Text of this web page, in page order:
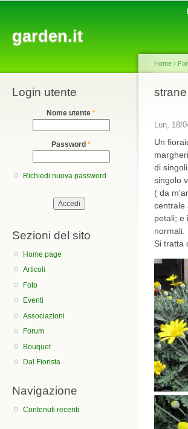
garden.it
Login utente
Nome utente *
Password *
Richiedi nuova password
Sezioni del sito
Home page
Articoli
Foto
Eventi
Associazioni
Forum
Bouquet
Dal Fiorista
Navigazione
Contenuti recenti
You
Home ›
Lun, 18/
Un
di
singolo
( da
centrale
petali; e
normali.
Si tratta